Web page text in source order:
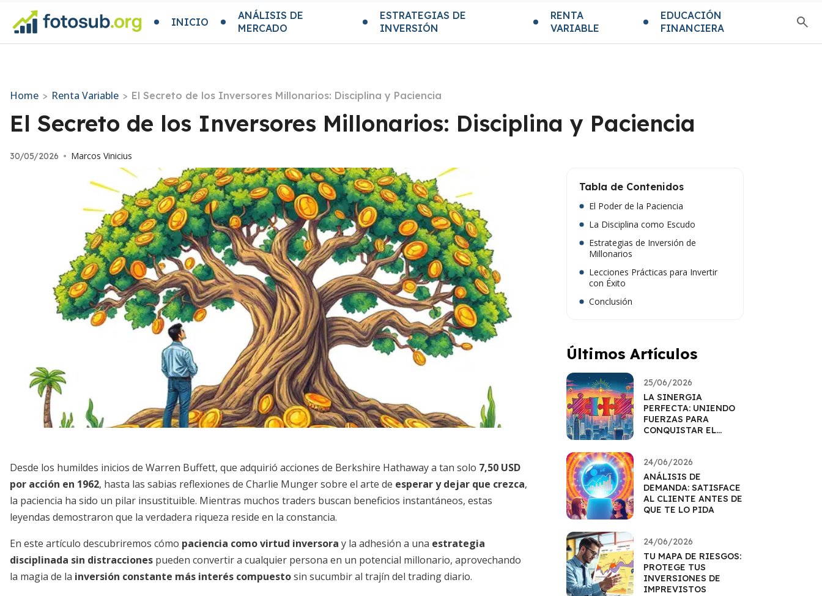
INICIO
ANÁLISIS DE
MERCADO
ESTRATEGIAS DE
INVERSIÓN
RENTA
VARIABLE
EDUCACIÓN
FINANCIERA
Home > Renta Variable > El Secreto de los Inversores Millonarios: Disciplina y Paciencia
El Secreto de los Inversores Millonarios: Disciplina y Paciencia
30/05/2026 • Marcos Vinicius
Desde los humildes inicios de Warren Buffett, que adquirió acciones de Berkshire Hathaway a tan solo 7,50 USD
por acción en 1962, hasta las sabias reflexiones de Charlie Munger sobre el arte de esperar y dejar que crezca,
la paciencia ha sido un pilar insustituible. Mientras muchos traders buscan beneficios instantáneos, estas
leyendas demostraron que la verdadera riqueza reside en la constancia.
En este artículo descubriremos cómo paciencia como virtud inversora y la adhesión a una estrategia
disciplinada sin distracciones pueden convertir a cualquier persona en un potencial millonario, aprovechando
la magia de la inversión constante más interés compuestosin sucumbir al trajín del trading diario.
Tabla de Contenidos
El Poder de la Paciencia
La Disciplina como Escudo
Estrategias de Inversión de
Millonarios
Lecciones Prácticas para Invertir
con Éxito
Conclusión
Últimos Artículos
25/06/2026
LA SINERGIA
PERFECTA: UNIENDO
FUERZAS PARA
CONQUISTAR EL
24/06/2026
ANÁLISIS DE
DEMANDA: SATISFACE
AL CLIENTE ANTES DE
QUE TE LO PIDA
24/06/2026
TU MAPA DE RIESGOS:
PROTEGE TUS
INVERSIONES DE
IMPREVISTOS